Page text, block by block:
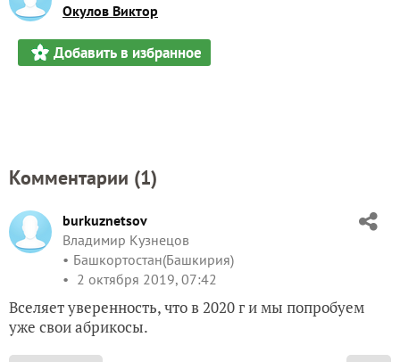
Окулов Виктор
Добавить в избранное
Комментарии (1)
burkuznetsov
Владимир Кузнецов
Башкортостан(Башкирия)
2 октября 2019, 07:42
Вселяет уверенность, что в 2020 г и мы попробуем
уже свои абрикосы.